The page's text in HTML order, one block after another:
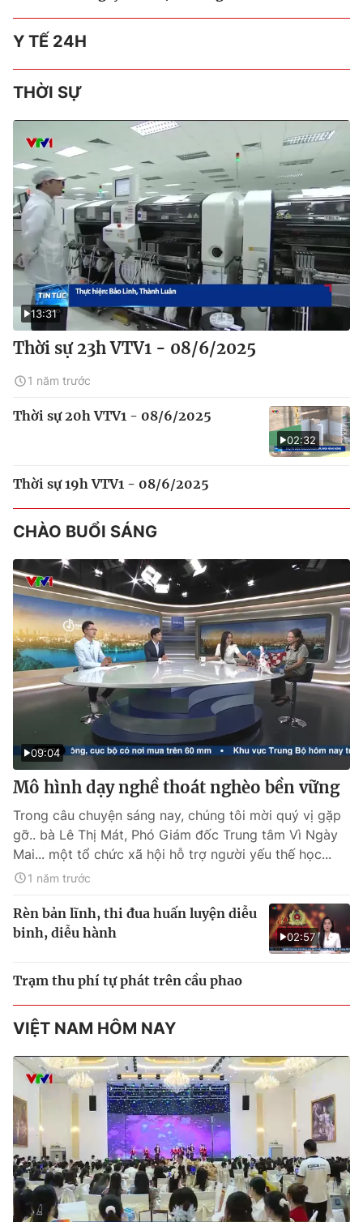
Y TẾ 24H
THỜI SỰ
13:31
Thời sự 23h VTV1 - 08/6/2025
1 năm trước
02:32
Thời sự 20h VTV1 - 08/6/2025
Thời sự 19h VTV1 - 08/6/2025
CHÀO BUỔI SÁNG
09:04
Mô hình dạy nghề thoát nghèo bền vững
Trong câu chuyện sáng nay, chúng tôi mời quý vị gặp
gỡ.. bà Lê Thị Mát, Phó Giám đốc Trung tâm Vì Ngày
Mai... một tổ chức xã hội hỗ trợ người yếu thế học...
1 năm trước
02:57
Rèn bản lĩnh, thi đua huấn luyện diễu
binh, diễu hành
Trạm thu phí tự phát trên cầu phao
VIỆT NAM HÔM NAY